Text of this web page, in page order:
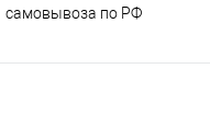
самовывоза по РФ